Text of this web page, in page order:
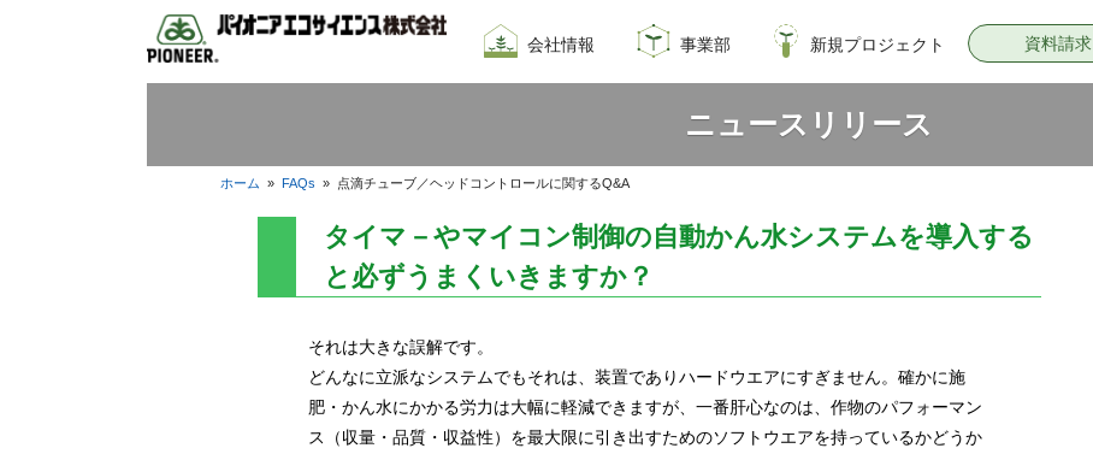
会社情報
会社概要
我々のイノベーション
採用情報
事業部
飼料・穀物種子事業部
園芸種子部
芝生事業部
新規プロジェクト
サナテックシード
青空トマト学園
公式オンラインショップ
PsEco
子実コーンNAVI
資料請求
ニュースリリース
ホーム »FAQs » 点滴チューブ／ヘッドコントロールに関するQ&A
タイマ－やマイコン制御の自動かん水システムを導入する
と必ずうまくいきますか？
それは大きな誤解です。
どんなに立派なシステムでもそれは、装置でありハードウエアにすぎません。確かに施
肥・かん水にかかる労力は大幅に軽減できますが、一番肝心なのは、作物のパフォーマン
ス（収量・品質・収益性）を最大限に引き出すためのソフトウエアを持っているかどうか